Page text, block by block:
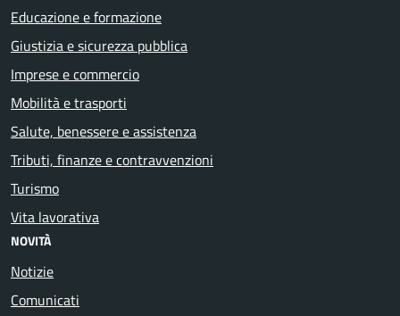
Educazione e formazione
Giustizia e sicurezza pubblica
Imprese e commercio
Mobilità e trasporti
Salute, benessere e assistenza
Tributi, finanze e contravvenzioni
Turismo
Vita lavorativa
NOVITÀ
Notizie
Comunicati